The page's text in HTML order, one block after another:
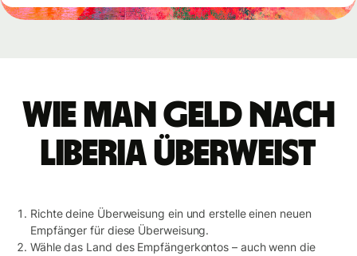
Wie man Geld nach
Liberia überweist
Richte deine Überweisung ein und erstelle einen neuen
Empfänger für diese Überweisung.
Wähle das Land des Empfängerkontos – auch wenn die